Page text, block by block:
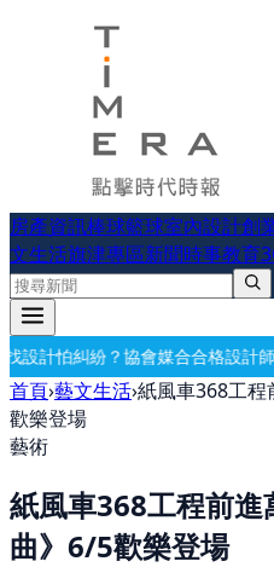
房產資訊棒球籃球室內設計創
文生活旗津專區新聞時事教育
計師，設計有保障要開公司？借
首頁›藝文生活›紙風車368工
歡樂登場
藝術
紙風車368工程前進
曲》6/5歡樂登場